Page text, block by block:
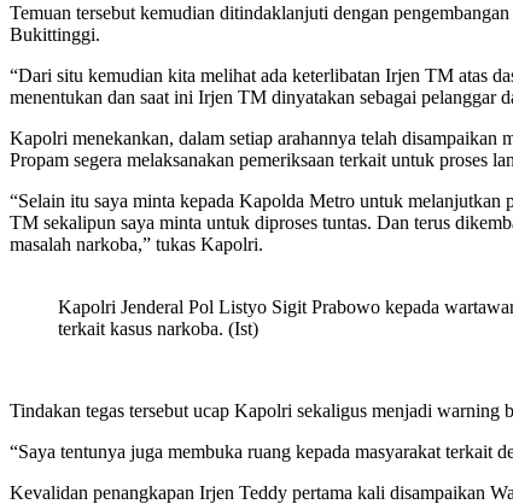
Temuan tersebut kemudian ditindaklanjuti dengan
Bukittinggi.
“Dari situ kemudian kita melihat ada keterlibatan Irjen TM atas
menentukan dan saat ini Irjen TM dinyatakan sebagai pelanggar
Kapolri menekankan, dalam setiap arahannya telah disampaikan
Propam segera melaksanakan pemeriksaan terkait untuk proses
“Selain itu saya minta kepada Kapolda Metro untuk melanjutkan
TM sekalipun saya minta untuk diproses tuntas. Dan terus
masalah narkoba,” tukas Kapolri.
Kapolri Jenderal Pol Listyo Sigit Prabowo kepada
terkait kasus narkoba. (Ist)
Tindakan tegas tersebut ucap Kapolri sekaligus menjadi warning
“Saya tentunya juga membuka ruang kepada masyarakat terkait
Kevalidan penangkapan Irjen Teddy pertama kali disampaikan